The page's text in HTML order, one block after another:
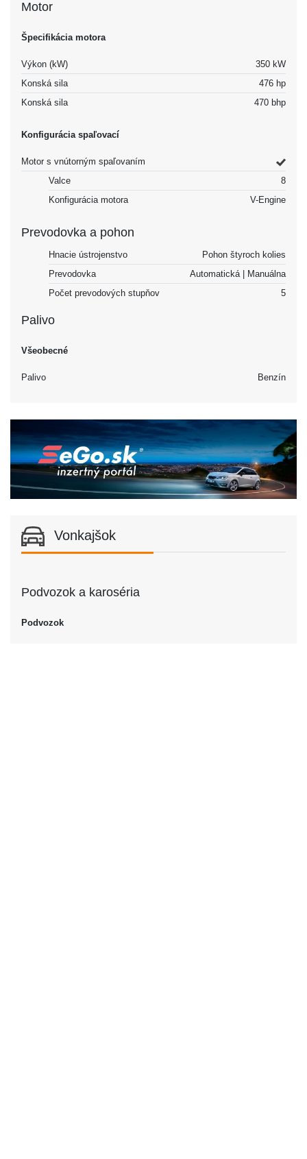
Motor
Špecifikácia motora
Výkon (kW)
350 kW
Konská sila
476 hp
Konská sila
470 bhp
Konfigurácia spaľovací
Motor s vnútorným spaľovaním
Valce
8
Konfigurácia motora
V-Engine
Prevodovka a pohon
Hnacie ústrojenstvo
Pohon štyroch kolies
Prevodovka
Automatická | Manuálna
Počet prevodových stupňov
5
Palivo
Všeobecné
Palivo Benzín
Vonkajšok
Podvozok a karoséria
Podvozok